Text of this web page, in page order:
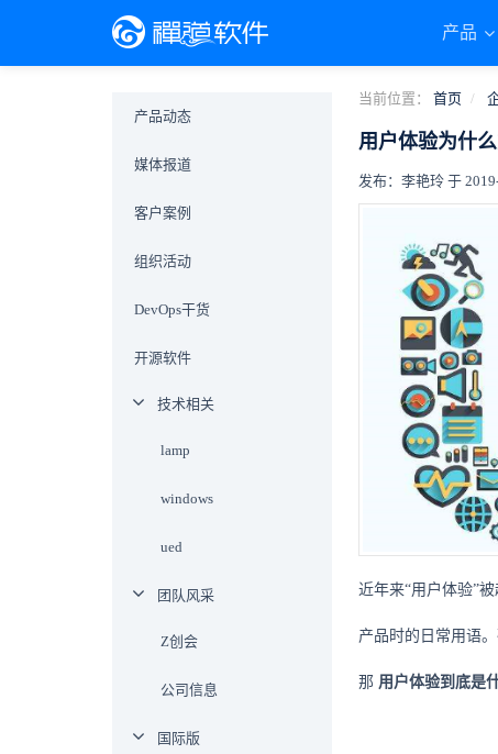
产品
当前位置： 首页
用户体验为什
发布：李艳玲 于
近年来“用户体验”
产品时的日常用语
那 用户体验到底是
产品动态
媒体报道
客户案例
组织活动
DevOps干货
开源软件
技术相关
lamp
windows
ued
团队风采
Z创会
公司信息
国际版